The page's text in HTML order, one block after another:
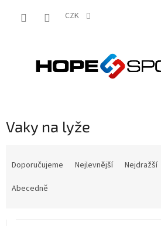
CZK
Vaky na lyže
Doporučujeme Nejlevnější Nejdražší
Abecedně